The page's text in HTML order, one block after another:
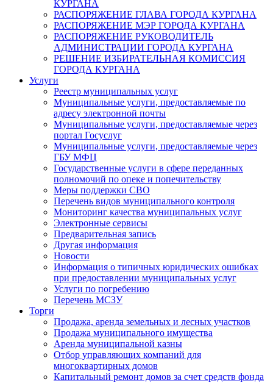
КУРГАНА
РАСПОРЯЖЕНИЕ ГЛАВА ГОРОДА КУРГАНА
РАСПОРЯЖЕНИЕ МЭР ГОРОДА КУРГАНА
РАСПОРЯЖЕНИЕ РУКОВОДИТЕЛЬ
АДМИНИСТРАЦИИ ГОРОДА КУРГАНА
РЕШЕНИЕ ИЗБИРАТЕЛЬНАЯ КОМИССИЯ
ГОРОДА КУРГАНА
Услуги
Реестр муниципальных услуг
Муниципальные услуги, предоставляемые по
адресу электронной почты
Муниципальные услуги, предоставляемые через
портал Госуслуг
Муниципальные услуги, предоставляемые через
ГБУ МФЦ
Государственные услуги в сфере переданных
полномочий по опеке и попечительству
Меры поддержки СВО
Перечень видов муниципального контроля
Мониторинг качества муниципальных услуг
Электронные сервисы
Предварительная запись
Другая информация
Новости
Информация о типичных юридических ошибках
при предоставлении муниципальных услуг
Услуги по погребению
Перечень МСЗУ
Торги
Продажа, аренда земельных и лесных участков
Продажа муниципального имущества
Аренда муниципальной казны
Отбор управляющих компаний для
многоквартирных домов
Капитальный ремонт домов за счет средств фонда